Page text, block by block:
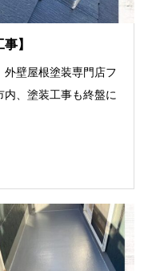
】
壁屋根塗装専門店フ
内、塗装工事も終盤に